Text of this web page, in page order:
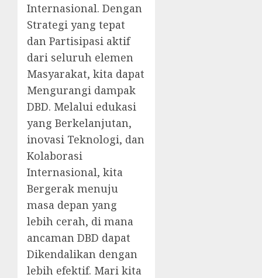
Internasional. Dengan
Strategi yang tepat
dan Partisipasi aktif
dari seluruh elemen
Masyarakat, kita dapat
Mengurangi dampak
DBD. Melalui edukasi
yang Berkelanjutan,
inovasi Teknologi, dan
Kolaborasi
Internasional, kita
Bergerak menuju
masa depan yang
lebih cerah, di mana
ancaman DBD dapat
Dikendalikan dengan
lebih efektif. Mari kita